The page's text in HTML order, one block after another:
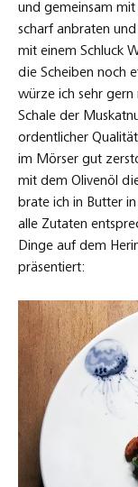
und gemeinsam mit
scharf anbraten
mit einem Schluck
die Scheiben noch
würze ich sehr
Schale der
ordentlicher
im Mörser gut
mit dem Olivenöl
brate ich in Butter
alle Zutaten
Dinge auf dem
präsentiert: